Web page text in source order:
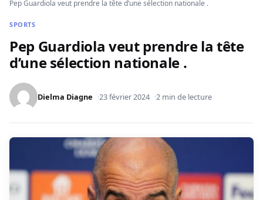
Pep Guardiola veut prendre la tête d’une sélection nationale .
SPORTS
Pep Guardiola veut prendre la tête
d’une sélection nationale .
Dielma Diagne 23 février 2024 2 min de lecture